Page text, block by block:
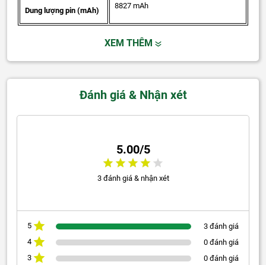
Dung lượng pin (mAh)
8827 mAh
XEM THÊM
Đánh giá & Nhận xét
5.00/5
3 đánh giá & nhận xét
5
3 đánh giá
4
0 đánh giá
3
0 đánh giá